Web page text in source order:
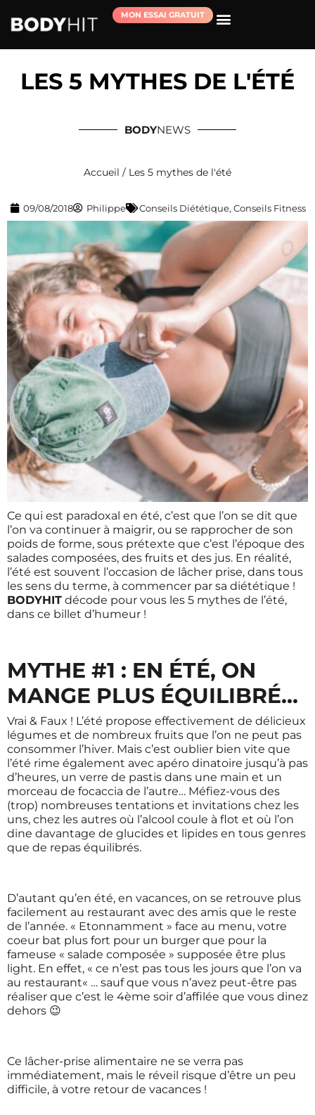
MON ESSAI GRATUIT
LES 5 MYTHES DE L'ÉTÉ
BODYNEWS
Accueil / Les 5 mythes de l'été
09/08/2018 Philippe Conseils Diététique, Conseils Fitness
Ce qui est paradoxal en été, c’est que l’on se dit que
l’on va continuer à maigrir, ou se rapprocher de son
poids de forme, sous prétexte que c’est l’époque des
salades composées, des fruits et des jus. En réalité,
l’été est souvent l’occasion de lâcher prise, dans tous
les sens du terme, à commencer par sa diététique !
BODYHIT décode pour vous les 5 mythes de l’été,
dans ce billet d’humeur !
MYTHE #1 : EN ÉTÉ, ON
MANGE PLUS ÉQUILIBRÉ…
Vrai & Faux ! L’été propose effectivement de délicieux
légumes et de nombreux fruits que l’on ne peut pas
consommer l’hiver. Mais c’est oublier bien vite que
l’été rime également avec apéro dinatoire jusqu’à pas
d’heures, un verre de pastis dans une main et un
morceau de focaccia de l’autre… Méfiez-vous des
(trop) nombreuses tentations et invitations chez les
uns, chez les autres où l’alcool coule à flot et où l’on
dine davantage de glucides et lipides en tous genres
que de repas équilibrés.
D’autant qu’en été, en vacances, on se retrouve plus
facilement au restaurant avec des amis que le reste
de l’année. « Etonnamment » face au menu, votre
coeur bat plus fort pour un burger que pour la
fameuse « salade composée » supposée être plus
light. En effet, « ce n’est pas tous les jours que l’on va
au restaurant« … sauf que vous n’avez peut-être pas
réaliser que c’est le 4ème soir d’affilée que vous dinez
dehors 😉
Ce lâcher-prise alimentaire ne se verra pas
immédiatement, mais le réveil risque d’être un peu
difficile, à votre retour de vacances !